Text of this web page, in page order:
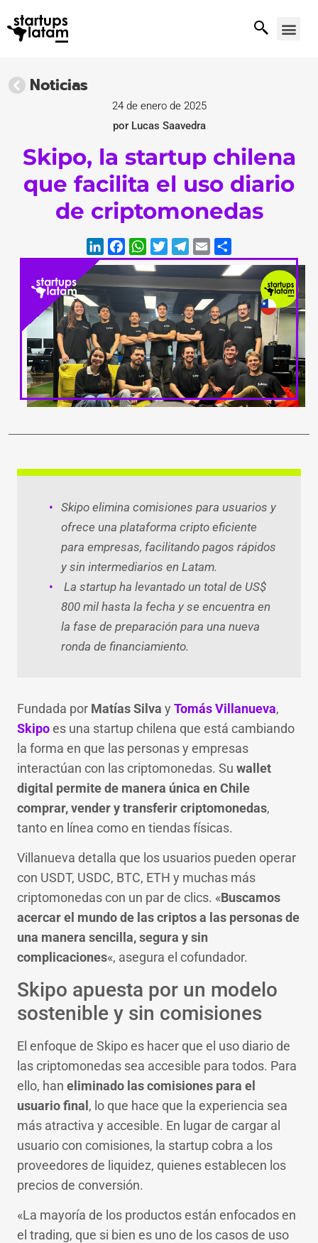
Noticias
24 de enero de 2025
por Lucas Saavedra
Skipo, la startup chilena
que facilita el uso diario
de criptomonedas
LinkedIn
Facebook
WhatsApp
Twitter
Skipo elimina comisiones para usuarios y
ofrece una plataforma cripto eficiente
para empresas, facilitando pagos rápidos
y sin intermediarios en Latam.
La startup ha levantado un total de US$
800 mil hasta la fecha y se encuentra en
la fase de preparación para una nueva
ronda de financiamiento.
Fundada por Matías Silva y Tomás Villanueva,
Skipoes una startup chilena que está cambiando
la forma en que las personas y empresas
interactúan con las criptomonedas. Su wallet
digital permite de manera única en Chile
comprar, vender y transferir criptomonedas,
tanto en línea como en tiendas físicas.
Villanueva detalla que los usuarios pueden operar
con USDT, USDC, BTC, ETH y muchas más
criptomonedas con un par de clics. «Buscamos
acercar el mundo de las criptos a las personas de
una manera sencilla, segura y sin
complicaciones«, asegura el cofundador.
Skipo apuesta por un modelo
sostenible y sin comisiones
El enfoque de Skipo es hacer que el uso diario de
las criptomonedas sea accesible para todos. Para
ello, han eliminado las comisiones para el
usuario final, lo que hace que la experiencia sea
más atractiva y accesible. En lugar de cargar al
usuario con comisiones, la startup cobra a los
proveedores de liquidez, quienes establecen los
precios de conversión.
«La mayoría de los productos están enfocados en
el trading, que si bien es uno de los casos de uso